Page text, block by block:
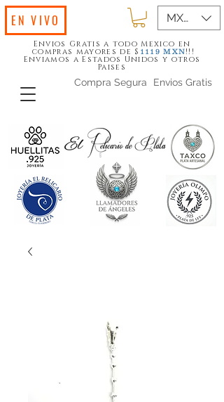
Envios Gratis
Compra Segura
Envios Gratis a todo Mexico en
compras mayores de $ 1119 MXN!!!
Enviamos a Estados Unidos y otros
Paises
MXN ($)
EN VIVO